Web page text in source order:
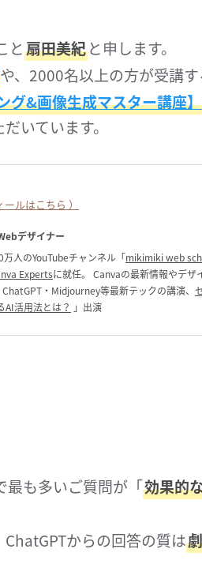
と扇田美紀と申します。
や、2000名以上の方が受講す
グ&画像生成マスター講座】
いています。
ルはこちら ）
デザイナー
人のYouTubeチャンネル「mikimiki web
Expertsに就任。 Canvaの最新情報やデザ
・Midjourney等最新テックの講演、
AI活用法とは？ 」出演
最も多いご質問が「効果的
からの回答の質は